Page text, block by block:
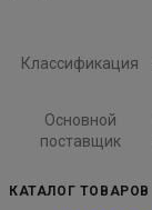
Классификация
Основной
поставщик
КАТАЛОГ ТОВАРОВ